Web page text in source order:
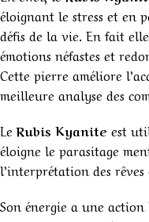
éloignant le stress et en
défis de la vie. En fait
émotions néfastes et
Cette pierre améliore
meilleure analyse des
Le Rubis Kyanite est
éloigne le parasitage
l’interprétation des
Son énergie a une